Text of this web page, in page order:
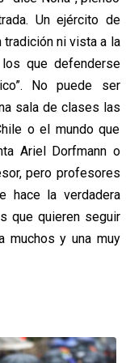
Un ejército de
ni vista a la
que defenderse
No puede ser
sala de clases las
o el mundo que
Ariel Dorfmann o
pero profesores
hace la verdadera
que quieren seguir
muchos y una muy